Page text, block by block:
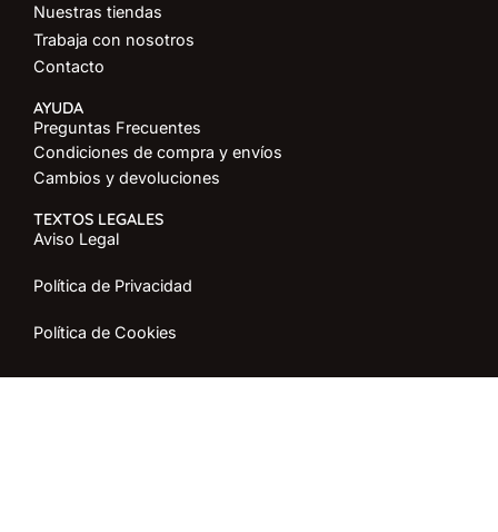
Nuestras tiendas
Trabaja con nosotros
Contacto
AYUDA
Preguntas Frecuentes
Condiciones de compra y envíos
Cambios y devoluciones
TEXTOS LEGALES
Aviso Legal
Política de Privacidad
Política de Cookies